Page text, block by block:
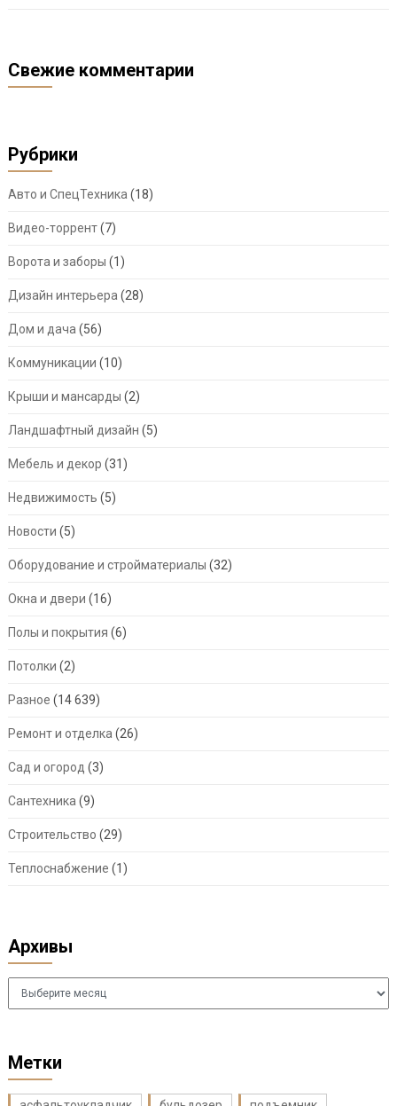
Свежие комментарии
Рубрики
Авто и СпецТехника (18)
Видео-торрент(7)
Ворота и заборы (1)
Дизайн интерьера (28)
Дом и дача (56)
Коммуникации (10)
Крыши и мансарды (2)
Ландшафтный дизайн (5)
Мебель и декор (31)
Недвижимость (5)
Новости (5)
Оборудование и стройматериалы (32)
Окна и двери (16)
Полы и покрытия (6)
Потолки (2)
Разное (14 639)
Ремонт и отделка (26)
Сад и огород (3)
Сантехника (9)
Строительство (29)
Теплоснабжение (1)
Архивы
Архивы
Метки